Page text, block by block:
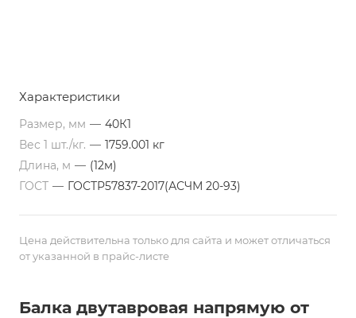
Характеристики
Размер, мм — 40К1
Вес 1 шт./кг. — 1759.001 кг
Длина, м — (12м)
ГОСТ — ГОСТР57837-2017(АСЧМ 20-93)
Цена действительна только для сайта и может отличаться
от указанной в прайс-листе
Балка двутавровая напрямую от